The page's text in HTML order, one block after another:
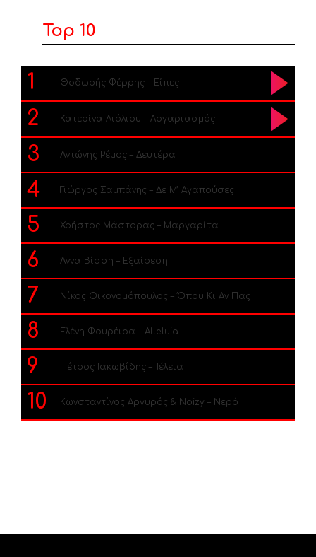
Top 10
1 Θοδωρής Φέρρης – Είπες
2 Κατερίνα Λιόλιου – Λογαριασμός
3 Αντώνης Ρέμος – Δευτέρα
4 Γιώργος Σαμπάνης – Δε Μ’ Αγαπούσες
5 Χρήστος Μάστορας – Μαργαρίτα
6 Άννα Βίσση – Εξαίρεση
7 Νίκος Οικονομόπουλος – Όπου Κι Αν Πας
8 Ελένη Φουρέιρα – Alleluia
9 Πέτρος Ιακωβίδης – Τέλεια
10 Κωνσταντίνος Αργυρός & Noizy – Νερό